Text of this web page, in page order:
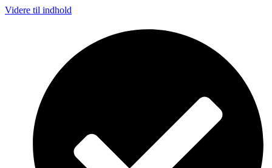
Videre til indhold